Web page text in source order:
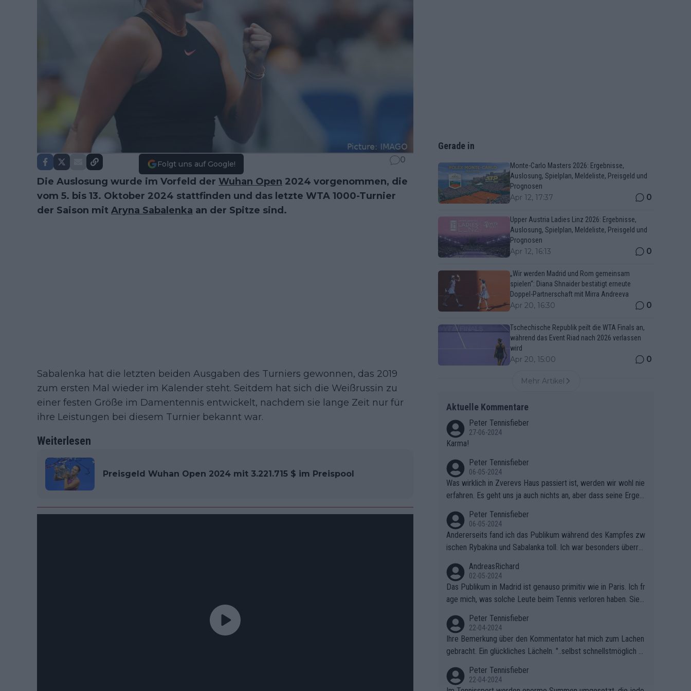
Folgt uns auf Google! 0
Die Auslosung wurde im Vorfeld der Wuhan Open 2024 vorgenommen, die
vom 5. bis 13. Oktober 2024 stattfinden und das letzte WTA 1000-Turnier
der Saison mit Aryna Sabalenka an der Spitze sind.
Sabalenka hat die letzten beiden Ausgaben des Turniers gewonnen, das 2019
zum ersten Mal wieder im Kalender steht. Seitdem hat sich die Weißrussin zu
einer festen Größe im Damentennis entwickelt, nachdem sie lange Zeit nur für
ihre Leistungen bei diesem Turnier bekannt war.
Weiterlesen
Preisgeld Wuhan Open 2024 mit 3.221.715 $ im Preispool
Gerade in
Monte-Carlo Masters 2026: Ergebnisse,
Auslosung, Spielplan, Meldeliste, Preisgeld und
Prognosen
Apr 12, 17:37 0
Upper Austria Ladies Linz 2026: Ergebnisse,
Auslosung, Spielplan, Meldeliste, Preisgeld und
Prognosen
Apr 12, 16:13 0
„Wir werden Madrid und Rom gemeinsam
spielen“: Diana Shnaider bestätigt erneute
Doppel-Partnerschaft mit Mirra Andreeva
Apr 20, 16:30 0
Tschechische Republik peilt die WTA Finals an,
während das Event Riad nach 2026 verlassen
wird
Apr 20, 15:00 0
Mehr Artikel
Aktuelle Kommentare
Peter Tennisfieber
27-06-2024
Karma!
Peter Tennisfieber
06-05-2024
Was wirklich in Zverevs Haus passiert ist, werden wir wohl nie
erfahren. Es geht uns ja auch nichts an, aber dass seine Ergeb
Peter Tennisfieber
06-05-2024
Andererseits fand ich das Publikum während des Kampfes zw
ischen Rybakina und Sabalanka toll. Ich war besonders überras
AndreasRichard
02-05-2024
Das Publikum in Madrid ist genauso primitiv wie in Paris. Ich fr
age mich, was solche Leute beim Tennis verloren haben. Sie s
ben.
Peter Tennisfieber
22-04-2024
Ihre Bemerkung über den Kommentator hat mich zum Lachen
gebracht. Ein glückliches Lächeln. "..selbst schnellstmöglich na
Peter Tennisfieber
22-04-2024